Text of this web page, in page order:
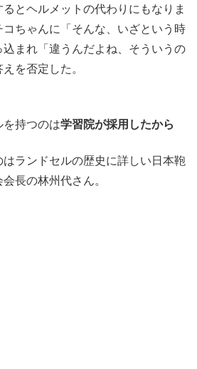
とヘルメットの代わりにもなりま
ちゃんに「そんな、いざという時
まれ「違うんだよね、そういうの
を否定した。
持つのは学習院が採用したから
ランドセルの歴史に詳しい日本鞄
長の林州代さん。